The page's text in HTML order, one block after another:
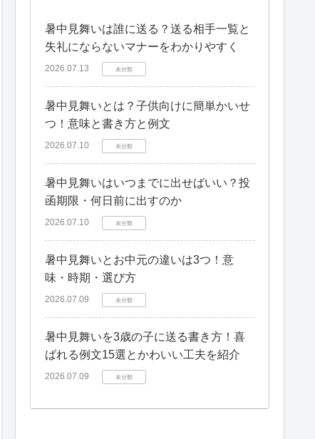
暑中見舞いは誰に送る？送る相手一覧と
失礼にならないマナーをわかりやすく
2026.07.13 未分類
暑中見舞いとは？子供向けに簡単かいせ
つ！意味と書き方と例文
2026.07.10 未分類
暑中見舞いはいつまでに出せばいい？投
函期限・何日前に出すのか
2026.07.10 未分類
暑中見舞いとお中元の違いは3つ！意
味・時期・選び方
2026.07.09 未分類
暑中見舞いを3歳の子に送る書き方！喜
ばれる例文15選とかわいい工夫を紹介
2026.07.09 未分類